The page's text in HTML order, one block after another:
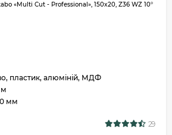
«Multi Cut - Professional», 150x20, Z36 WZ 10°
пластик, алюміній, МДФ
мм
29